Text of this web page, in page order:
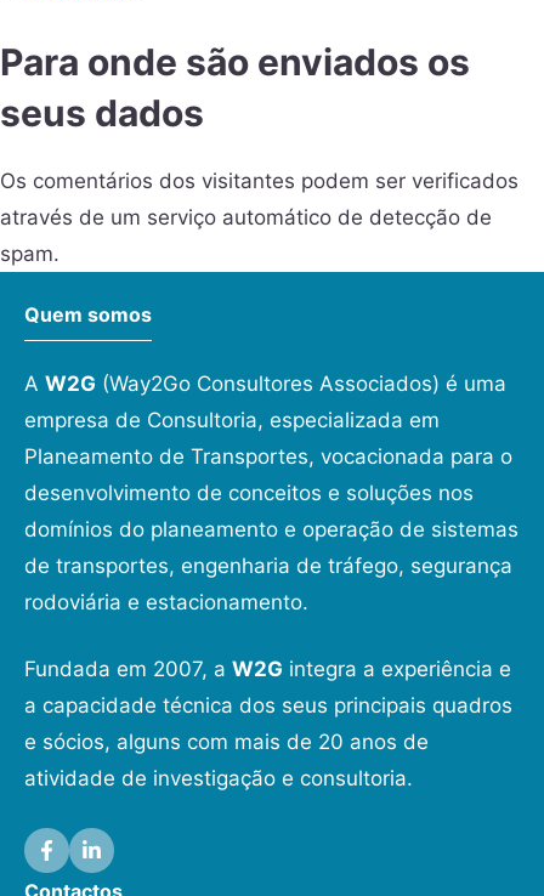
Para onde são enviados os
seus dados
Os comentários dos visitantes podem ser verificados
através de um serviço automático de detecção de
spam.
Quem somos
A W2G (Way2Go Consultores Associados) é uma
empresa de Consultoria, especializada em
Planeamento de Transportes, vocacionada para o
desenvolvimento de conceitos e soluções nos
domínios do planeamento e operação de sistemas
de transportes, engenharia de tráfego, segurança
rodoviária e estacionamento.
Fundada em 2007, a W2G integra a experiência e
a capacidade técnica dos seus principais quadros
e sócios, alguns com mais de 20 anos de
atividade de investigação e consultoria.
Contactos